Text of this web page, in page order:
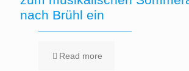
nach Brühl ein
Read more